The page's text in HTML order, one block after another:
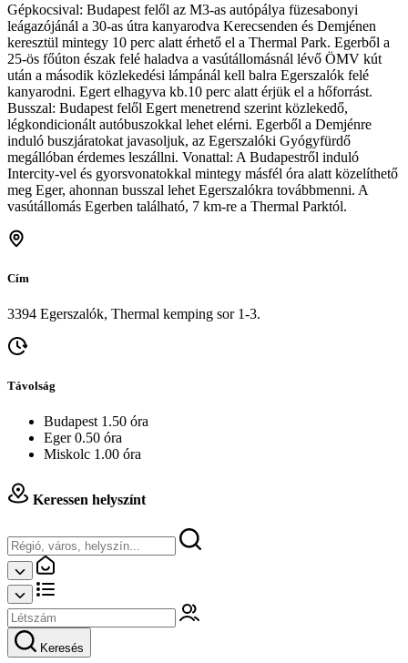
Gépkocsival: Budapest felől az M3-as autópálya füzesabonyi
leágazójánál a 30-as útra kanyarodva Kerecsenden és Demjénen
keresztül mintegy 10 perc alatt érhető el a Thermal Park. Egerből a
25-ös főúton észak felé haladva a vasútállomásnál lévő ÖMV kút
után a második közlekedési lámpánál kell balra Egerszalók felé
kanyarodni. Egert elhagyva kb.10 perc alatt érjük el a hőforrást.
Busszal: Budapest felől Egert menetrend szerint közlekedő,
légkondicionált autóbuszokkal lehet elérni. Egerből a Demjénre
induló buszjáratokat javasoljuk, az Egerszalóki Gyógyfürdő
megállóban érdemes leszállni. Vonattal: A Budapestről induló
Intercity-vel és gyorsvonatokkal mintegy másfél óra alatt közelíthető
meg Eger, ahonnan busszal lehet Egerszalókra továbbmenni. A
vasútállomás Egerben található, 7 km-re a Thermal Parktól.
Cím
3394 Egerszalók, Thermal kemping sor 1-3.
Távolság
Budapest 1.50 óra
Eger 0.50 óra
Miskolc 1.00 óra
Keressen helyszínt
Keresés